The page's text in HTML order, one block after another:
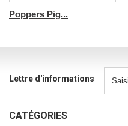
Poppers Pig...
Lettre d'informations
CATÉGORIES